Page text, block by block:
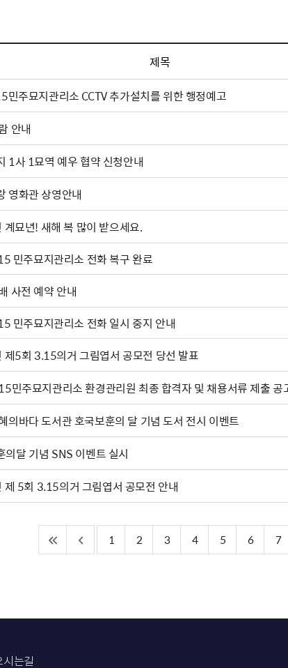
제목
민주묘지관리소 CCTV 추가설치를 위한 행정예고
안내
1사 1묘역 예우 협약 신청안내
영화관 상영안내
묘년! 새해 복 많이 받으세요.
민주묘지관리소 전화 복구 완료
사전 예약 안내
민주묘지관리소 전화 일시 중지 안내
5회 3.15의거 그림엽서 공모전 당선 발표
민주묘지관리소 환경관리원 최종 합격자 및 채용서류 제출 공
의바다 도서관 호국보훈의 달 기념 도서 전시 이벤트
의달 기념 SNS 이벤트 실시
5회 3.15의거 그림엽서 공모전 안내
1 2 3 4 5 6 7
시는길